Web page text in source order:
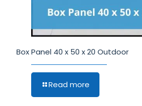
Box Panel 40 x 50 x 20 Outdoor
Read more